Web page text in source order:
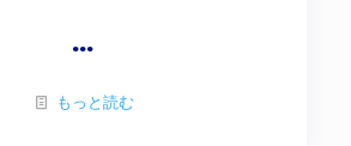
...
もっと読む